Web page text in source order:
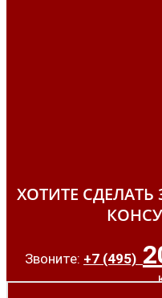
ХОТИТЕ
Звоните: +7 (495)